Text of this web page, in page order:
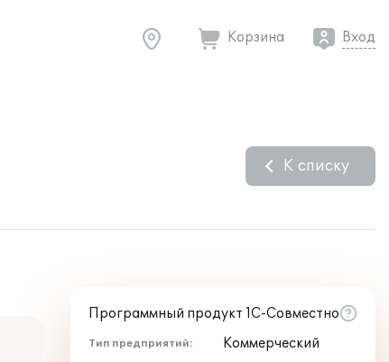
Корзина Вход
К списку
Программный продукт 1С-Совместно
Тип предприятий: Коммерческий